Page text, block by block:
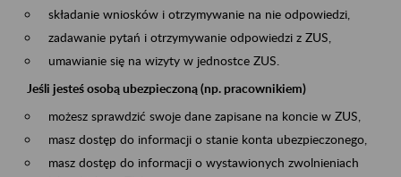
składanie wniosków i otrzymywanie na nie odpowiedzi,
zadawanie pytań i otrzymywanie odpowiedzi z ZUS,
umawianie się na wizyty w jednostce ZUS.
Jeśli jesteś osobą ubezpieczoną (np. pracownikiem)
możesz sprawdzić swoje dane zapisane na koncie w ZUS,
masz dostęp do informacji o stanie konta ubezpieczonego,
masz dostęp do informacji o wystawionych zwolnieniach